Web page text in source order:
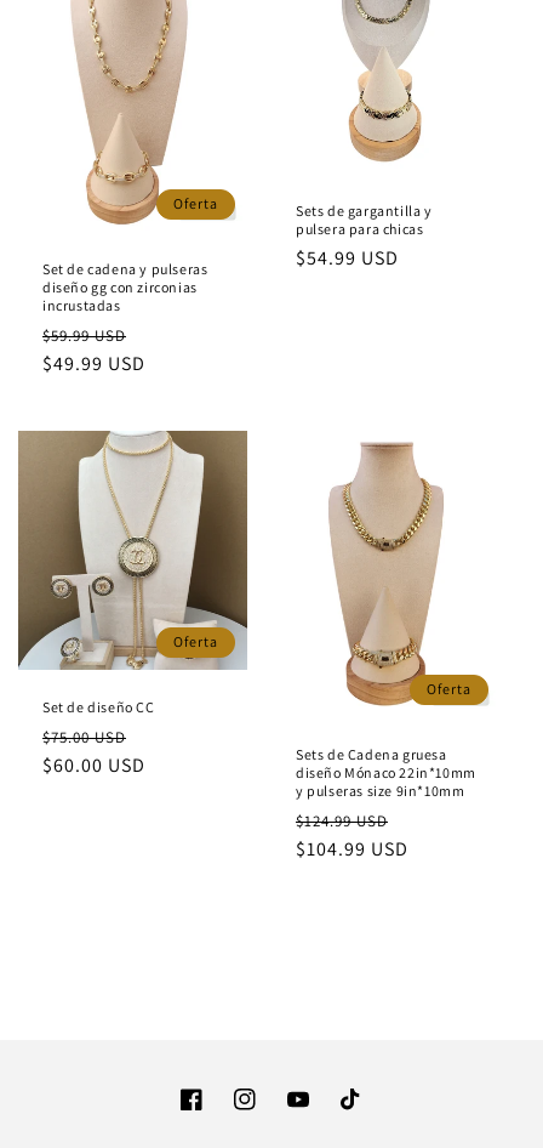
Oferta
Set de cadena y pulseras
diseño gg con zirconias
incrustadas
Precio
habitual
$59.99 USD
de
$49.99 USD
Sets de gargantilla y
pulsera para chicas
Precio
$54.99 USD
Oferta
Set de diseño CC
Precio
habitual
$75.00 USD
de
$60.00 USD
Oferta
Sets de Cadena gruesa
diseño Mónaco 22in*10mm
y pulseras size 9in*10mm
Precio
habitual
$124.99 USD
de
$104.99 USD
FacebookInstagramYouTubeTikTok